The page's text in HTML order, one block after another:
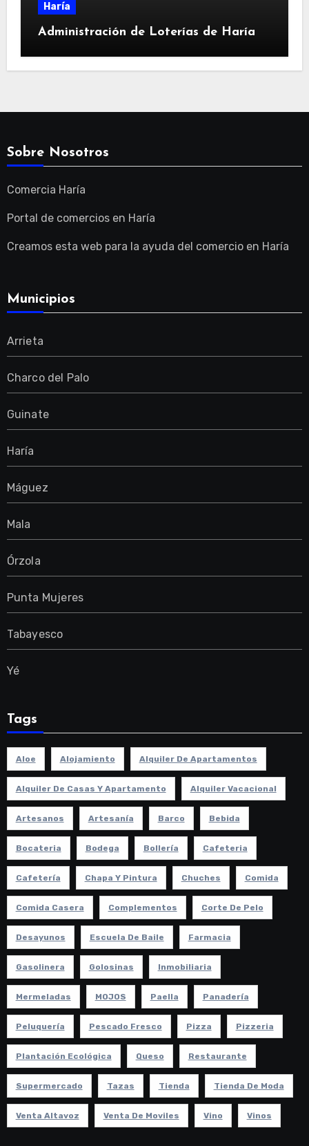
Haría
Administración de Loterías de Haría
Sobre Nosotros
Comercia Haría
Portal de comercios en Haría
Creamos esta web para la ayuda del comercio en Haría
Municipios
Arrieta
Charco del Palo
Guinate
Haría
Máguez
Mala
Órzola
Punta Mujeres
Tabayesco
Yé
Tags
Aloe Alojamiento Alquiler De Apartamentos
Alquiler De Casas Y Apartamento Alquiler Vacacional
Artesanos Artesanía Barco Bebida
Bocateria Bodega Bollería Cafeteria
Cafetería Chapa Y Pintura Chuches Comida
Comida Casera Complementos Corte De Pelo
Desayunos Escuela De Baile Farmacia
Gasolinera Golosinas Inmobiliaria
Mermeladas MOJOS Paella Panadería
Peluquería Pescado Fresco Pizza Pizzeria
Plantación Ecológica Queso Restaurante
Supermercado Tazas Tienda Tienda De Moda
Venta Altavoz Venta De Moviles Vino Vinos